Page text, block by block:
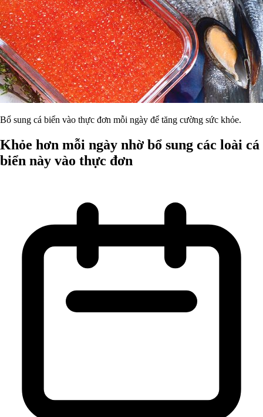
Bổ sung cá biển vào thực đơn mỗi ngày để tăng cường sức khỏe.
Khỏe hơn mỗi ngày nhờ bổ sung các loài cá
biển này vào thực đơn